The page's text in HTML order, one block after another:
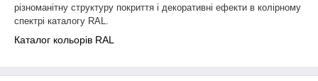
різноманітну структуру покриття і декоративні ефекти в колірному
спектрі каталогу RAL.
Каталог кольорів RAL